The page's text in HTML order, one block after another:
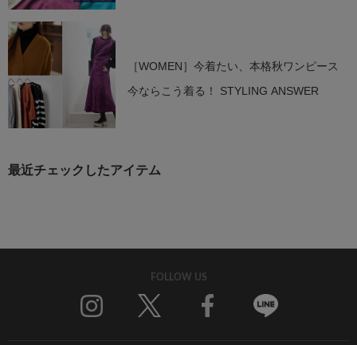
［WOMEN］今着たい、本格秋ワンピース
今ならこう着る！ STYLING ANSWER
最近チェックしたアイテム
FOLLOW US